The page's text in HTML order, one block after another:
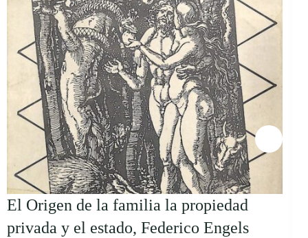
El Origen de la familia la propiedad
privada y el estado, Federico Engels